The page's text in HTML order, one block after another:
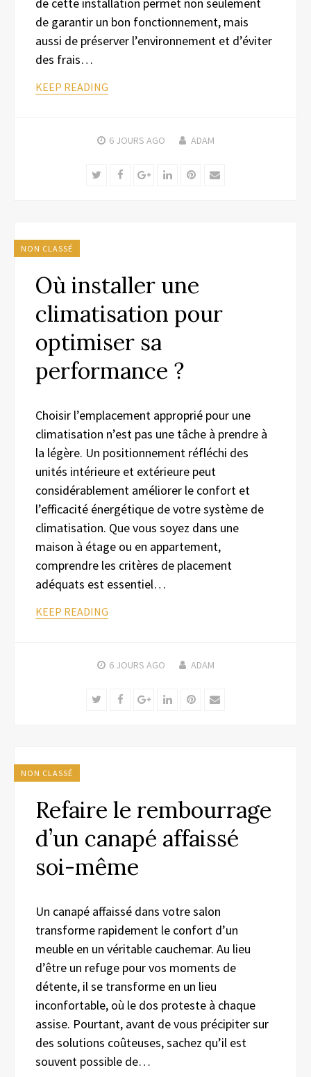
de garantir un bon fonctionnement, mais
aussi de préserver l’environnement et d’éviter
des frais…
KEEP READING
6 JOURS AGO ADAM
TwitterFacebookGoogle+LinkedInPinterest
Email
NON CLASSÉ
Où installer une
climatisation pour
optimiser sa
performance ?
Choisir l’emplacement approprié pour une
climatisation n’est pas une tâche à prendre à
la légère. Un positionnement réfléchi des
unités intérieure et extérieure peut
considérablement améliorer le confort et
l’efficacité énergétique de votre système de
climatisation. Que vous soyez dans une
maison à étage ou en appartement,
comprendre les critères de placement
adéquats est essentiel…
KEEP READING
6 JOURS AGO ADAM
TwitterFacebookGoogle+LinkedInPinterest
Email
NON CLASSÉ
Refaire le rembourrage
d’un canapé affaissé
soi-même
Un canapé affaissé dans votre salon
transforme rapidement le confort d’un
meuble en un véritable cauchemar. Au lieu
d’être un refuge pour vos moments de
détente, il se transforme en un lieu
inconfortable, où le dos proteste à chaque
assise. Pourtant, avant de vous précipiter sur
des solutions coûteuses, sachez qu’il est
souvent possible de…